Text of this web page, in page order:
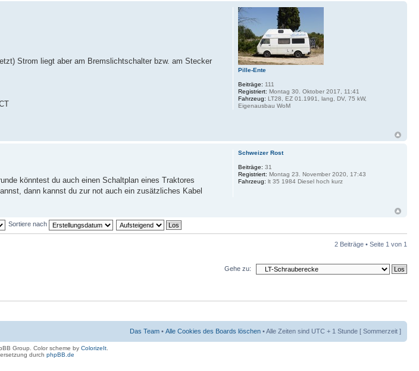
Strom liegt aber am Bremslichtschalter bzw. am Stecker
Pille-Ente
Beiträge: 111
Registriert: Montag 30. Oktober 2017, 11:41
Fahrzeug: LT28, EZ 01.1991, lang, DV, 75 kW,
Eigenausbau WoM
könntest du auch einen Schaltplan eines Traktores
dann kannst du zur not auch ein zusätzliches Kabel
Schweizer Rost
Beiträge: 31
Registriert: Montag 23. November 2020, 17:43
Fahrzeug: lt 35 1984 Diesel hoch kurz
Sortiere nach
2 Beiträge • Seite 1 von 1
Gehe zu:
Das Team • Alle Cookies des Boards löschen • Alle Zeiten sind UTC + 1 Stunde [ Sommerzeit ]
Group. Color scheme by ColorizeIt.
durch phpBB.de